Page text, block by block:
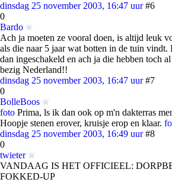
dinsdag 25 november 2003, 16:47 uur #6
0
Bardo
Ach ja moeten ze vooral doen, is altijd leuk
als die naar 5 jaar wat botten in de tuin
dan ingeschakeld en ach ja die hebben toch
bezig Nederland!!
dinsdag 25 november 2003, 16:47 uur #7
0
BolleBoos
foto Prima, ls ik dan ook op m'n dakterras
Hoopje stenen erover, kruisje erop en klaar.
dinsdag 25 november 2003, 16:49 uur #8
0
twieter
VANDAAG IS HET OFFICIEEL:
FOKKED-UP